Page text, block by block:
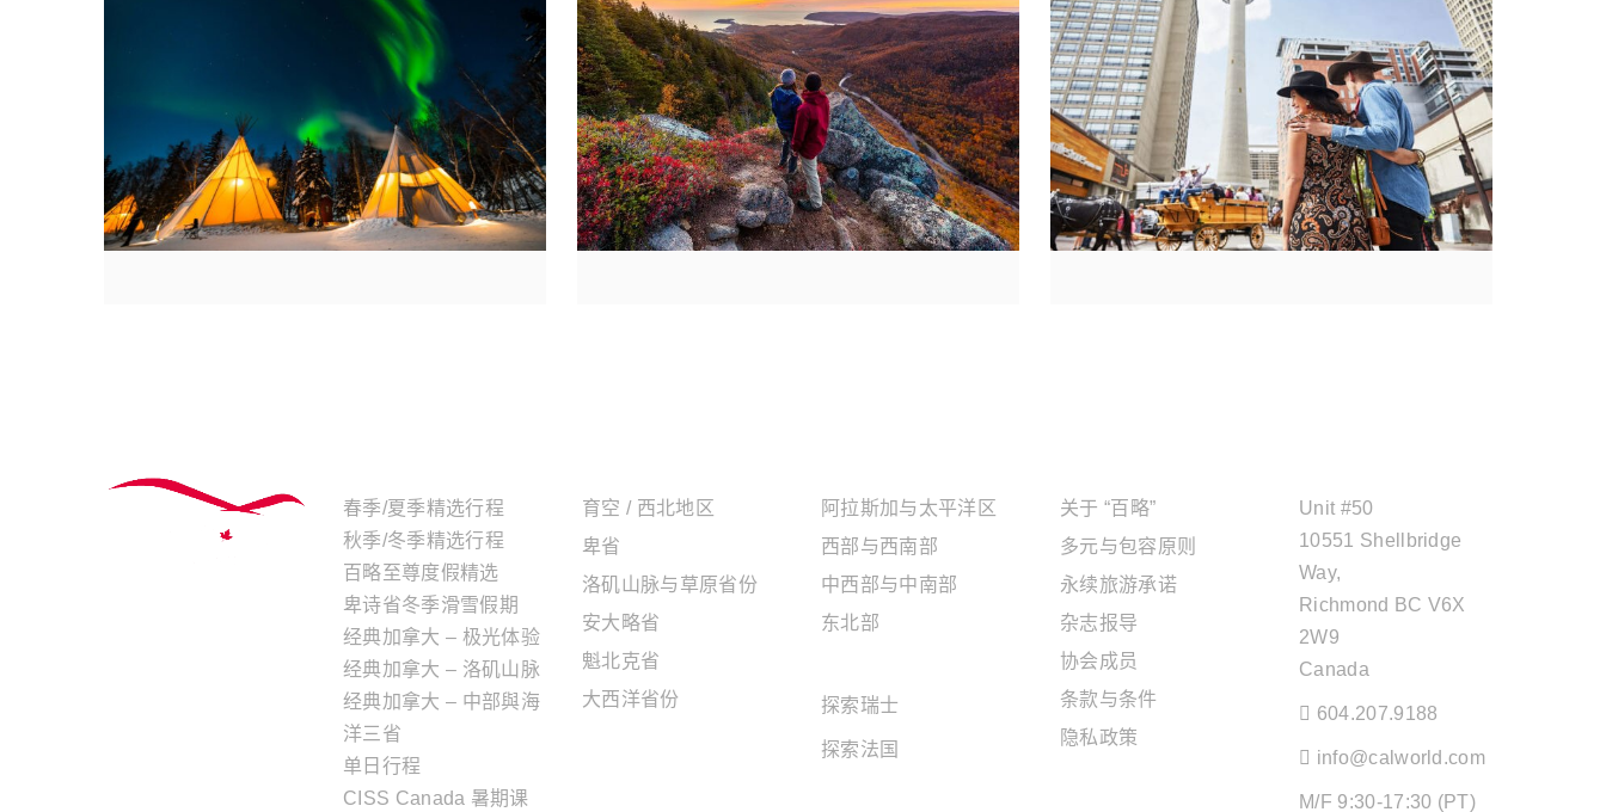
春季/夏季精选行程
秋季/冬季精选行程
百略至尊度假精选
卑诗省冬季滑雪假期
经典加拿大 – 极光体验
经典加拿大 – 洛矶山脉
经典加拿大 – 中部與海
洋三省
单日行程
CISS Canada 暑期课
育空 / 西北地区
卑省
洛矶山脉与草原省份
安大略省
魁北克省
大西洋省份
阿拉斯加与太平洋区
西部与西南部
中西部与中南部
东北部
探索瑞士
探索法国
关于 “百略”
多元与包容原则
永续旅游承诺
杂志报导
协会成员
条款与条件
隐私政策
Unit #50
10551 Shellbridge
Way,
Richmond BC V6X
2W9
Canada
604.207.9188
info@calworld.com
M/F 9:30-17:30 (PT)